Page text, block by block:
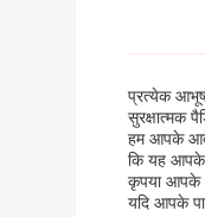
प्रत्येक
सुरक्षात्मक
हम आपके
कि यह
कृपया आपके
यदि आपके